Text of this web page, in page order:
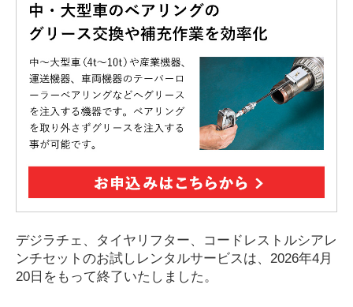
デジラチェ、タイヤリフター、コードレストルシアレ
ンチセットのお試しレンタルサービスは、2026年4月
20日をもって終了いたしました。